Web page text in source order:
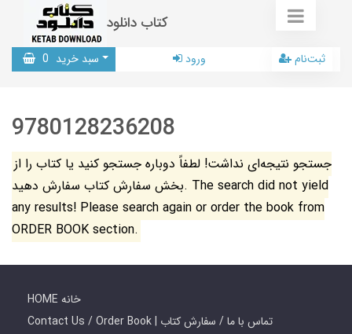
کتاب دانلود
سبد خرید 0 ورود ثبت‌نام
9780128236208
جستجو نتیجه‌ای نداشت! لطفاً دوباره جستجو کنید یا کتاب را از
بخش سفارش کتاب سفارش دهید. The search did not yield
any results! Please search again or order the book from
ORDER BOOK section.
HOME خانه
Contact Us / Order Book | تماس با ما / سفارش کتاب